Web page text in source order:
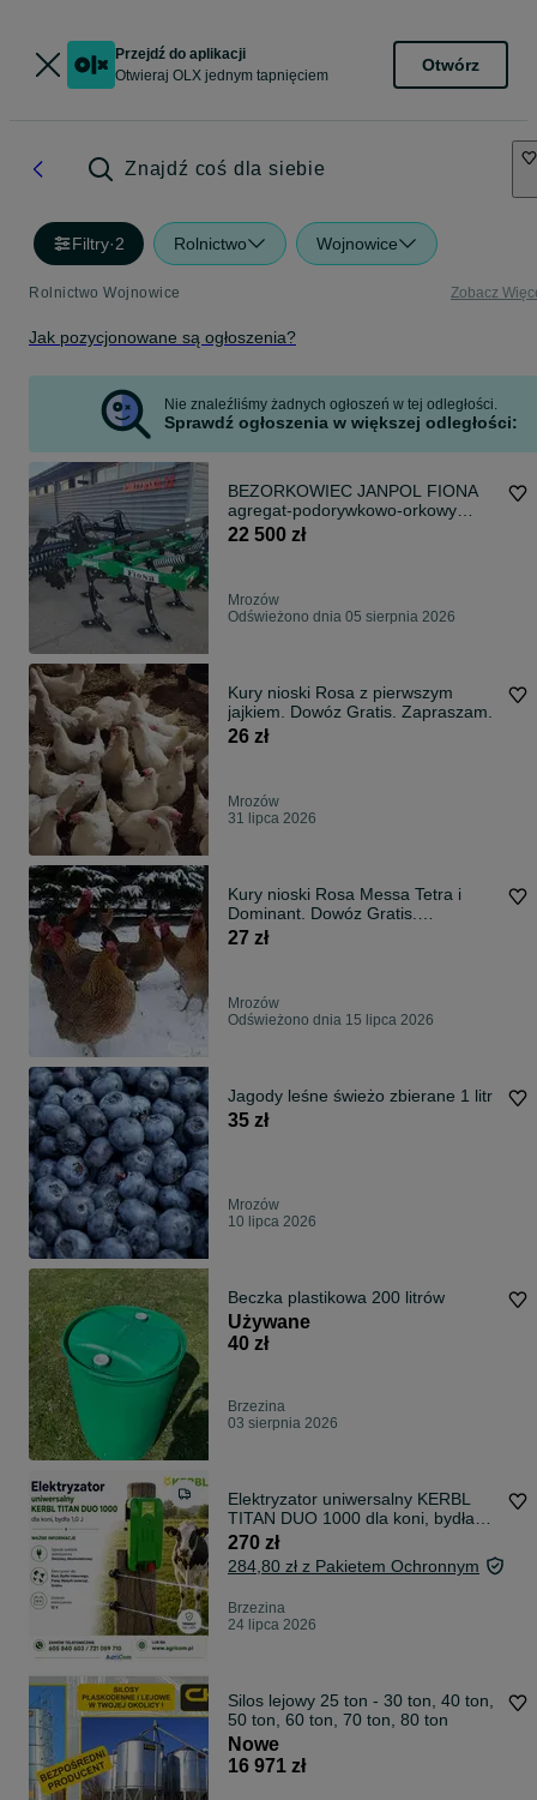
Przejdź do aplikacji
Otwieraj OLX jednym tapnięciem
Otwórz
Znajdź coś dla siebie
Filtry·2 Rolnictwo Wojnowice
Rolnictwo Wojnowice Zobacz
Jak pozycjonowane są ogłoszenia?
Nie znaleźliśmy żadnych ogłoszeń w tej odległości.
Sprawdź ogłoszenia w większej odległości:
BEZORKOWIEC JANPOL FIONA
agregat-podorywkowo-orkowy
hydra. regulacja
22 500 zł
Mrozów
Odświeżono dnia 05 sierpnia 2026
Kury nioski Rosa z pierwszym
jajkiem. Dowóz Gratis. Zapraszam.
26 zł
Mrozów
31 lipca 2026
Kury nioski Rosa Messa Tetra i
Dominant. Dowóz Gratis.
Zapraszam.
27 zł
Mrozów
Odświeżono dnia 15 lipca 2026
Jagody leśne świeżo zbierane 1 litr
35 zł
Mrozów
10 lipca 2026
Beczka plastikowa 200 litrów
Używane
40 zł
Brzezina
03 sierpnia 2026
Elektryzator uniwersalny KERBL
TITAN DUO 1000 dla koni, bydła
1,0 J
270 zł
284,80 zł z Pakietem Ochronnym
Brzezina
24 lipca 2026
Silos lejowy 25 ton - 30 ton, 40 ton,
50 ton, 60 ton, 70 ton, 80 ton
Nowe
16 971 zł